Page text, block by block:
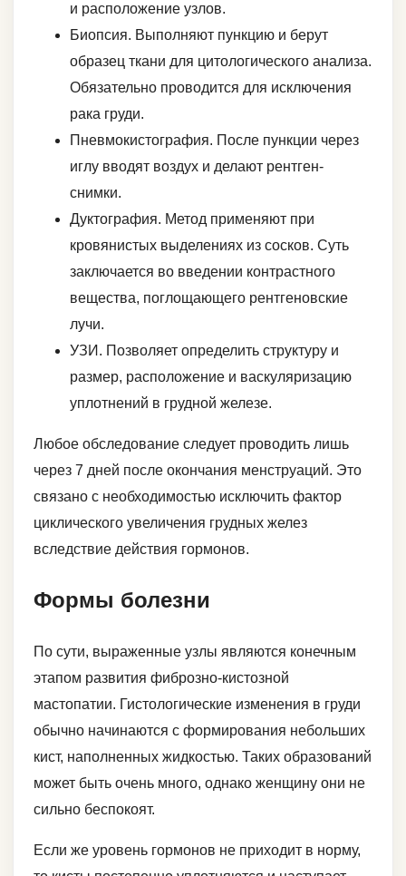
и расположение узлов.
Биопсия. Выполняют пункцию и берут
образец ткани для цитологического анализа.
Обязательно проводится для исключения
рака груди.
Пневмокистография. После пункции через
иглу вводят воздух и делают рентген-
снимки.
Дуктография. Метод применяют при
кровянистых выделениях из сосков. Суть
заключается во введении контрастного
вещества, поглощающего рентгеновские
лучи.
УЗИ. Позволяет определить структуру и
размер, расположение и васкуляризацию
уплотнений в грудной железе.
Любое обследование следует проводить лишь
через 7 дней после окончания менструаций. Это
связано с необходимостью исключить фактор
циклического увеличения грудных желез
вследствие действия гормонов.
Формы болезни
По сути, выраженные узлы являются конечным
этапом развития фиброзно-кистозной
мастопатии. Гистологические изменения в груди
обычно начинаются с формирования небольших
кист, наполненных жидкостью. Таких образований
может быть очень много, однако женщину они не
сильно беспокоят.
Если же уровень гормонов не приходит в норму,